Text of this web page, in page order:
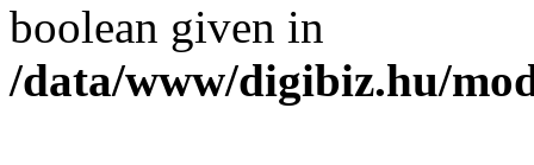
boolean given in
/data/www/digibiz.hu/